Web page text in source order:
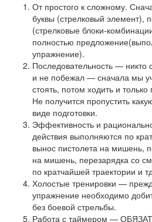
От простого к сложному.
буквы (стрелковый элемент),
(стрелковые блоки-
полностью
упражнение).
Последовательность — никто
и не побежал — сначала мы
стоять, потом ходить и только
Не получится пропустить
виде подготовки.
Эффективность и
действия выполняются по
вынос пистолета на мишень,
на мишень, перезарядка со
по кратчайшей траектории и
Холостые тренировки —
упражнение необходимо
без боевой стрельбы.
Работа с таймером —